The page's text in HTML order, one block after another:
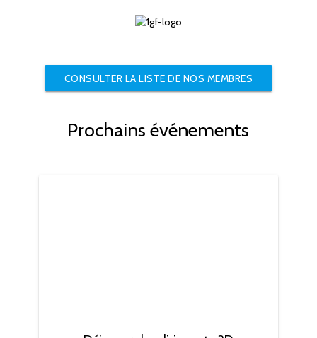
CONSULTER LA LISTE DE NOS MEMBRES
Prochains événements